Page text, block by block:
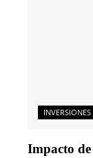
Impacto